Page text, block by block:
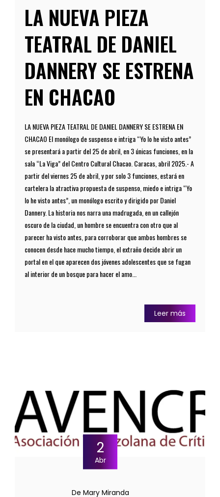
LA NUEVA PIEZA
TEATRAL DE DANIEL
DANNERY SE ESTRENA
EN CHACAO
LA NUEVA PIEZA TEATRAL DE DANIEL DANNERY SE ESTRENA EN
CHACAO El monólogo de suspenso e intriga “Yo lo he visto antes”
se presentará a partir del 25 de abril, en 3 únicas funciones, en la
sala “La Viga” del Centro Cultural Chacao. Caracas, abril 2025.- A
partir del viernes 25 de abril, y por solo 3 funciones, estará en
cartelera la atractiva propuesta de suspenso, miedo e intriga “Yo
lo he visto antes”, un monólogo escrito y dirigido por Daniel
Dannery. La historia nos narra una madrugada, en un callejón
oscuro de la ciudad, un hombre se encuentra con otro que al
parecer ha visto antes, para corroborar que ambos hombres se
conocen desde hace mucho tiempo, el extraño decide abrir un
portal en el que aparecen dos jóvenes adolescentes que se fugan
al interior de un bosque para hacer el amo...
Leer más
2
Abr
De Mary Miranda